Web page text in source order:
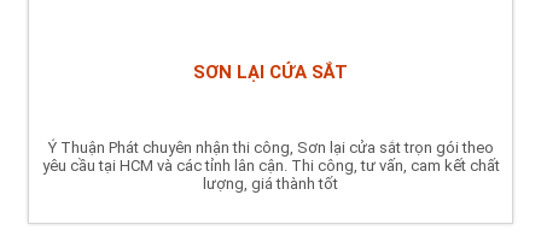
SƠN LẠI CỬA SẮT
Ý Thuận Phát chuyên nhận thi công, Sơn lại cửa sắt trọn gói theo
yêu cầu tại HCM và các tỉnh lân cận. Thi công, tư vấn, cam kết chất
lượng, giá thành tốt